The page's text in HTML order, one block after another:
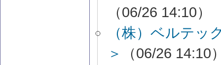
（06/26 14:10）
（株）ベルテ
＞
（06/26 14:10